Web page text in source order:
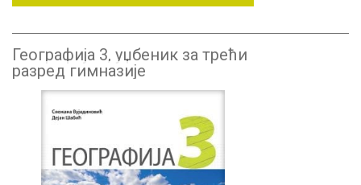
Географија 3, уџбеник за трећи
разред гимназије